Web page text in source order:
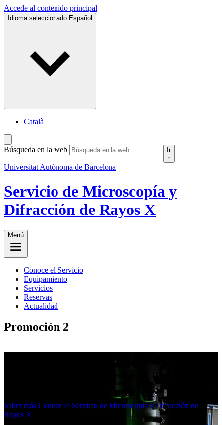
Accede al contenido principal
Idioma seleccionado: Español
Català
Búsqueda en la web Ir
Universitat Autònoma de Barcelona
Servicio de Microscopía y
Difracción de Rayos X
Menú
Conoce el Servicio
Equipamiento
Servicios
Reservas
Actualidad
Promoción 2
Conoce el Servicio de Microscopía y Difracción de
Saber más Conoce el Servicio de Microscopía y Difracción de
Rayos X